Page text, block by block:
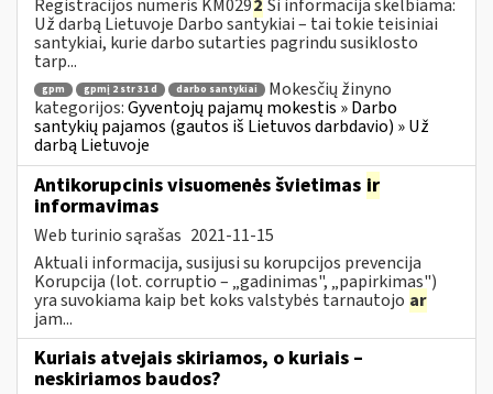
Registracijos numeris KM0292 Ši informacija skelbiama:
Už darbą Lietuvoje Darbo santykiai – tai tokie teisiniai
santykiai, kurie darbo sutarties pagrindu susiklosto
tarp...
gpm gpmį 2 str 31 d darbo santykiai
Mokesčių žinyno
kategorijos:Gyventojų pajamų mokestis » Darbo
santykių pajamos (gautos iš Lietuvos darbdavio) » Už
darbą Lietuvoje
Antikorupcinis visuomenės švietimas ir
informavimas
Web turinio sąrašas 2021-11-15
Aktuali informacija, susijusi su korupcijos prevencija
Korupcija (lot. corruptio – „gadinimas", „papirkimas")
yra suvokiama kaip bet koks valstybės tarnautojo ar
jam...
Kuriais atvejais skiriamos, o kuriais –
neskiriamos baudos?